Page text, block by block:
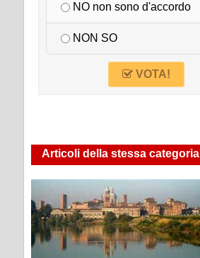
NO non sono d'accordo
NON SO
VOTA!
Articoli della stessa categoria